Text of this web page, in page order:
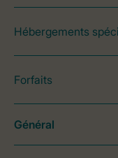
Hébergements
Forfaits
Général